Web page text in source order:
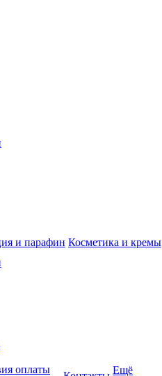
и парафин Косметика и кремы
оплаты
Ещё